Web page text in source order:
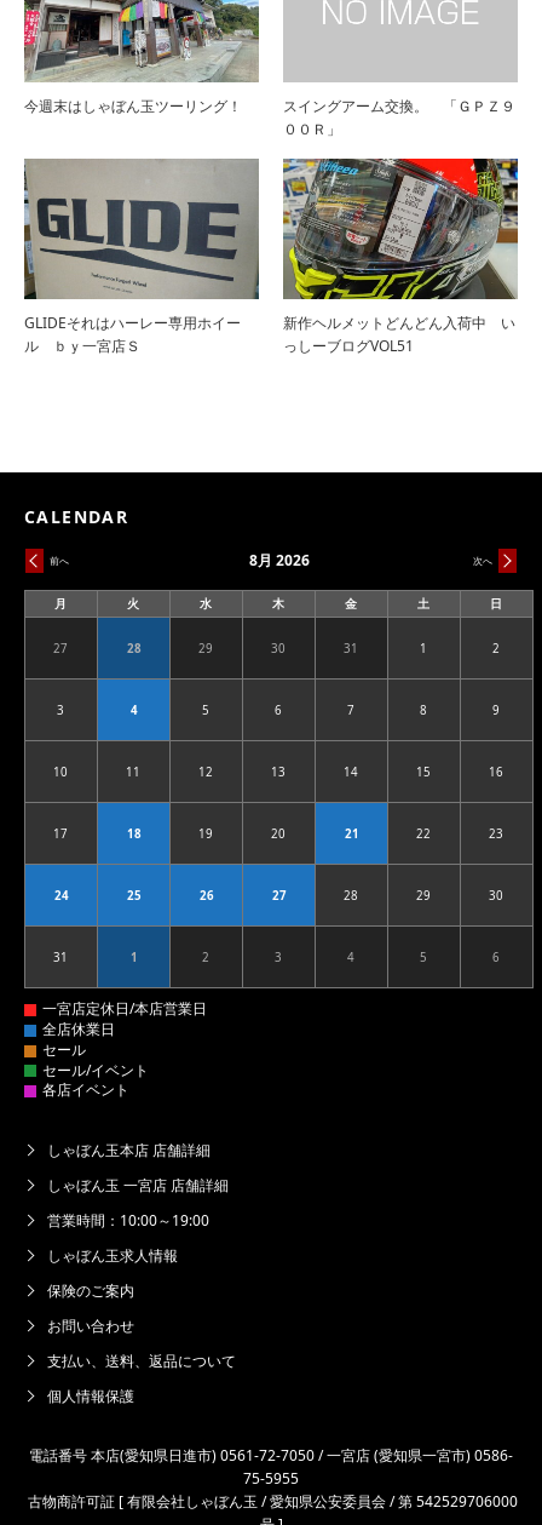
今週末はしゃぼん玉ツーリング！
スイングアーム交換。 「ＧＰＺ９
００Ｒ」
GLIDEそれはハーレー専用ホイー
ル ｂｙ一宮店Ｓ
新作ヘルメットどんどん入荷中 い
っしーブログVOL51
CALENDAR
前へ 次へ
8月 2026
月
曜
火
曜
水
曜
木
曜
金
曜
土
曜
日
曜
272026.07.27 282026.07.28 292026.07.29 302026.07.30 312026.07.31 12026.08.01 2
32026.08.03 42026.08.04 52026.08.05 62026.08.06 72026.08.07 82026.08.08 9
102026.08.10 112026.08.11 122026.08.12 132026.08.13 142026.08.14 152026.08.15 16
172026.08.17 182026.08.18 192026.08.19 202026.08.20 212026.08.21 222026.08.22 23
242026.08.24 252026.08.25 262026.08.26 272026.08.27 282026.08.28 292026.08.29 30
312026.08.31 12026.09.01 22026.09.02 32026.09.03 42026.09.04 52026.09.05 6
しゃぼん玉本店 店舗詳細
しゃぼん玉 一宮店 店舗詳細
営業時間：10:00～19:00
しゃぼん玉求人情報
保険のご案内
お問い合わせ
支払い、送料、返品について
個人情報保護
電話番号 本店(愛知県日進市) 0561-72-7050 / 一宮店 (愛知県一宮市) 0586-
75-5955
古物商許可証 [ 有限会社しゃぼん玉 / 愛知県公安委員会 / 第 542529706000